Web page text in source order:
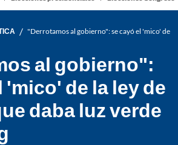
/ "Derrotamos al gobierno": se cayó el 'mico' de
al gobierno":
'mico' de la ley de
daba luz verde